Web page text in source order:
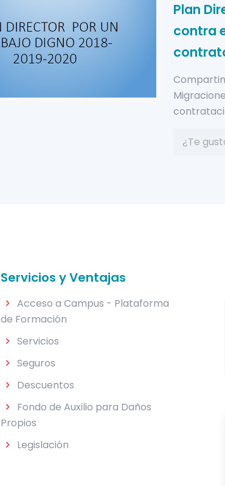
Plan
contra
¿Te
Servicios y Ventajas
Acceso a Campus - Plataforma
de Formación
Servicios
Seguros
Descuentos
Fondo de Auxilio para Daños
Propios
Legislación